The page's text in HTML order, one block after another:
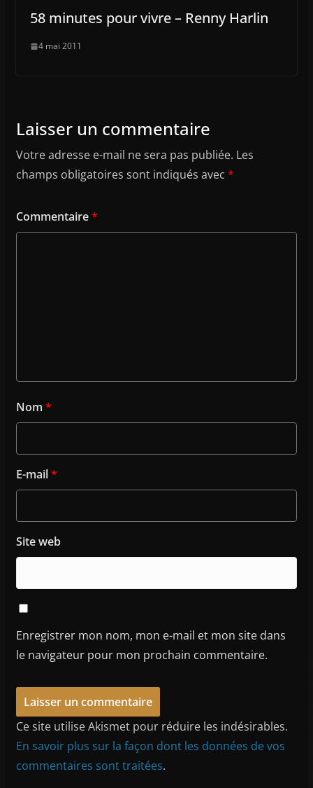
58 minutes pour vivre – Renny Harlin
4 mai 2011
Laisser un commentaire
Votre adresse e-mail ne sera pas publiée. Les
champs obligatoires sont indiqués avec *
Commentaire*
Nom *
E-mail*
Site web
Enregistrer mon nom, mon e-mail et mon site dans
le navigateur pour mon prochain commentaire.
Ce site utilise Akismet pour réduire les indésirables.
En savoir plus sur la façon dont les données de vos
commentaires sont traitées.